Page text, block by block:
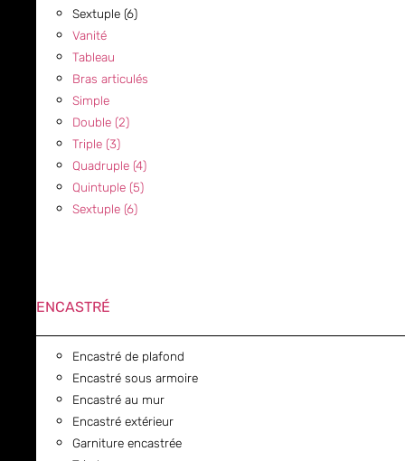
Sextuple (6)
Vanité
Tableau
Bras articulés
Simple
Double (2)
Triple (3)
Quadruple (4)
Quintuple (5)
Sextuple (6)
ENCASTRÉ
Encastré de plafond
Encastré sous armoire
Encastré au mur
Encastré extérieur
Garniture encastrée